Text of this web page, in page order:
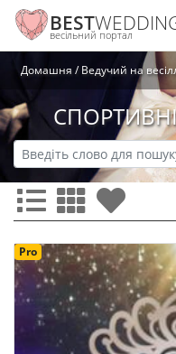
BEST
весільний портал
Домашня Ведучий на
Pro